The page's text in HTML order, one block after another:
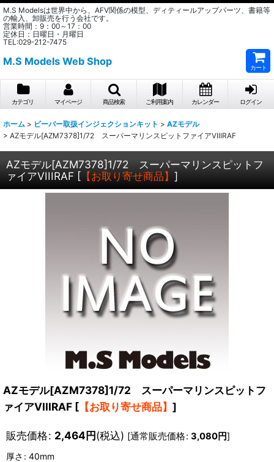
M.S Modelsは世界中から、AFV関係の模型、ディティールアップパーツ、書籍等
の輸入、卸販売を行う会社です。
営業時間：9：00～17：00
定休日：日曜日・月曜日
TEL:029-212-7475
M.S Models Web Shop
カート
カテゴリ マイページ 商品検索 ご利用案内 カレンダー ログイン
ホーム > ビーバー取扱インジェクションキット > AZモデル
> AZモデル[AZM7378]1/72 スーパーマリンスピットファイアVIIIRAF
AZモデル[AZM7378]1/72 スーパーマリンスピットフ
ァイアVIIIRAF [ 【お取り寄せ商品】 ]
AZモデル[AZM7378]1/72 スーパーマリンスピットフ
ァイアVIIIRAF [ 【お取り寄せ商品】 ]
販売価格: 2,464円(税込) [通常販売価格: 3,080円]
厚さ : 40mm